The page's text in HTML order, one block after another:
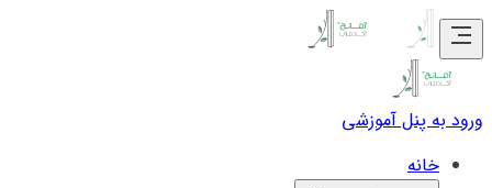
ورود به پنل آموزشی
خانه